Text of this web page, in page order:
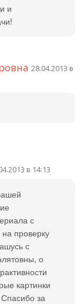
и
28.04.2013 в
в 14:13
с
проверку
с
о
картинки
за